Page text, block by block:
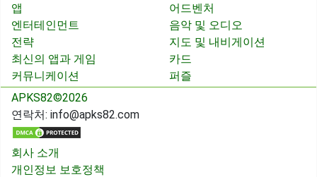
앱
어드벤처
엔터테인먼트
음악 및 오디오
전략
지도 및 내비게이션
최신의 앱과 게임
카드
커뮤니케이션
퍼즐
APKS82©2026
연락처: info@apks82.com
회사 소개
개인정보 보호정책